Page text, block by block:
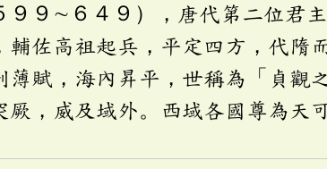
９９∼６４９），唐代第二位君
輔佐高祖起兵，平定四方，代隋
薄賦，海內昇平，世稱為「貞觀
厥，威及域外。西域各國尊為天